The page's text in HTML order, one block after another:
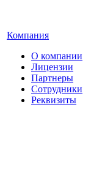
Компания
О компании
Лицензии
Партнеры
Сотрудники
Реквизиты